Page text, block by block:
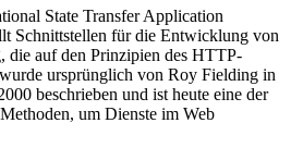
State Transfer Application
Schnittstellen für die Entwicklung von
die auf den Prinzipien des HTTP-
ursprünglich von Roy Fielding in
beschrieben und ist heute eine der
um Dienste im Web